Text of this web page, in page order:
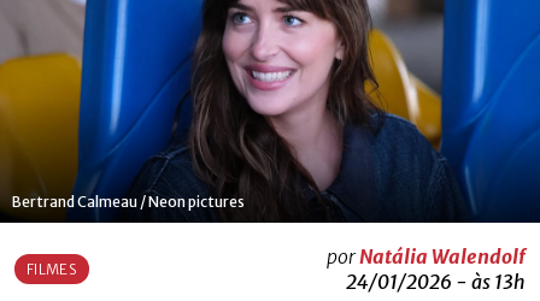
Bertrand Calmeau / Neon pictures
FILMES
porNatália Walendolf
24/01/2026 - às 13h